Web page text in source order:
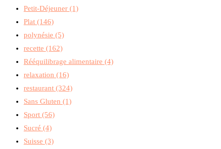
Petit-Déjeuner (1)
Plat (146)
polynésie (5)
recette (162)
Rééquilibrage alimentaire (4)
relaxation (16)
restaurant (324)
Sans Gluten (1)
Sport (56)
Sucré (4)
Suisse (3)